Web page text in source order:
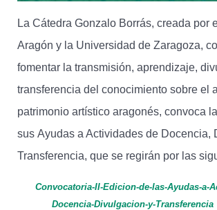
La Cátedra Gonzalo Borrás, creada por
Aragón y la Universidad de Zaragoza,
fomentar la transmisión, aprendizaje,
transferencia del conocimiento sobre el
patrimonio artístico aragonés, convoca
sus Ayudas a Actividades de Docencia,
Transferencia, que se regirán por las
Convocatoria-II-Edicion-de-las-Ayudas-a-
Docencia-Divulgacion-y-Transferencia